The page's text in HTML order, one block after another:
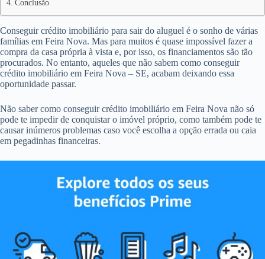
Conclusão
Conseguir crédito imobiliário para sair do aluguel é o sonho de várias
famílias em Feira Nova. Mas para muitos é quase impossível fazer a
compra da casa própria à vista e, por isso, os financiamentos são tão
procurados. No entanto, aqueles que não sabem como conseguir
crédito imobiliário em Feira Nova – SE, acabam deixando essa
oportunidade passar.
Não saber como conseguir crédito imobiliário em Feira Nova não só
pode te impedir de conquistar o imóvel próprio, como também pode te
causar inúmeros problemas caso você escolha a opção errada ou caia
em pegadinhas financeiras.